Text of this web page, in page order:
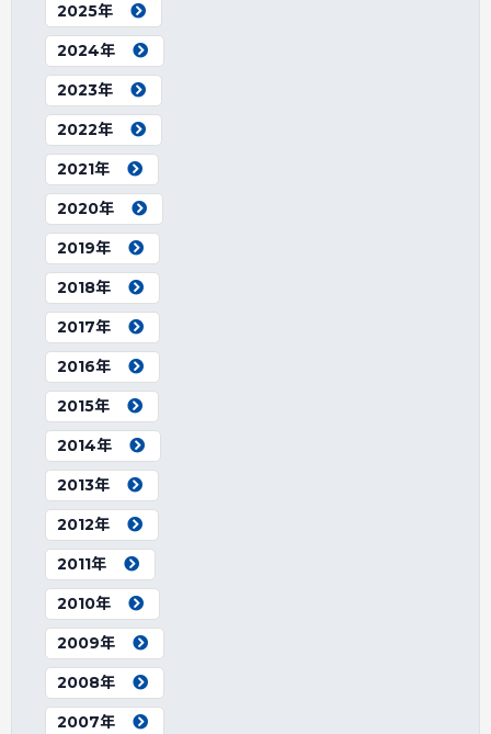
2025年
2024年
2023年
2022年
2021年
2020年
2019年
2018年
2017年
2016年
2015年
2014年
2013年
2012年
2011年
2010年
2009年
2008年
2007年